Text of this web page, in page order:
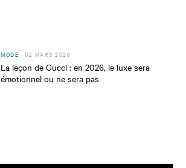
MODE 02 MARS 2026
La leçon de Gucci : en 2026, le luxe sera
émotionnel ou ne sera pas